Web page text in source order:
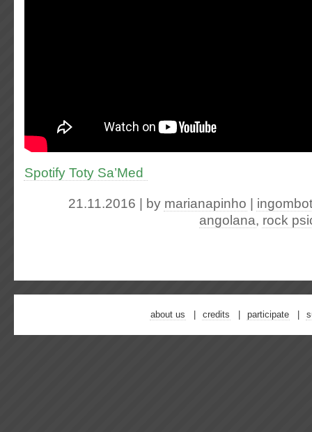
Spotify Toty Sa’Med
21.11.2016 | by marianapinho
angolana, rock
about us credits participate